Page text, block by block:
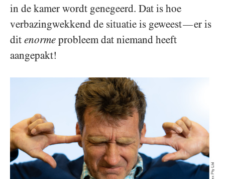
in de kamer wordt genegeerd. Dat is hoe
verbazingwekkend de situatie is geweest—er is
dit enorme probleem dat niemand heeft
aangepakt!